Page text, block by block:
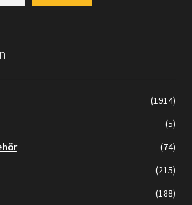
(1914)
(5)
(74)
(215)
(188)